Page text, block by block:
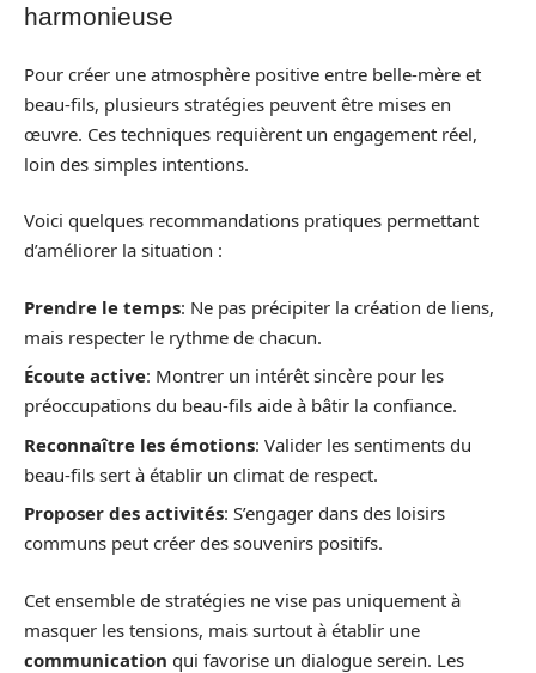
harmonieuse
Pour créer une atmosphère positive entre belle-mère et
beau-fils, plusieurs stratégies peuvent être mises en
œuvre. Ces techniques requièrent un engagement réel,
loin des simples intentions.
Voici quelques recommandations pratiques permettant
d’améliorer la situation :
Prendre le temps: Ne pas précipiter la création de liens,
mais respecter le rythme de chacun.
Écoute active: Montrer un intérêt sincère pour les
préoccupations du beau-fils aide à bâtir la confiance.
Reconnaître les émotions: Valider les sentiments du
beau-fils sert à établir un climat de respect.
Proposer des activités: S’engager dans des loisirs
communs peut créer des souvenirs positifs.
Cet ensemble de stratégies ne vise pas uniquement à
masquer les tensions, mais surtout à établir une
communication qui favorise un dialogue serein. Les